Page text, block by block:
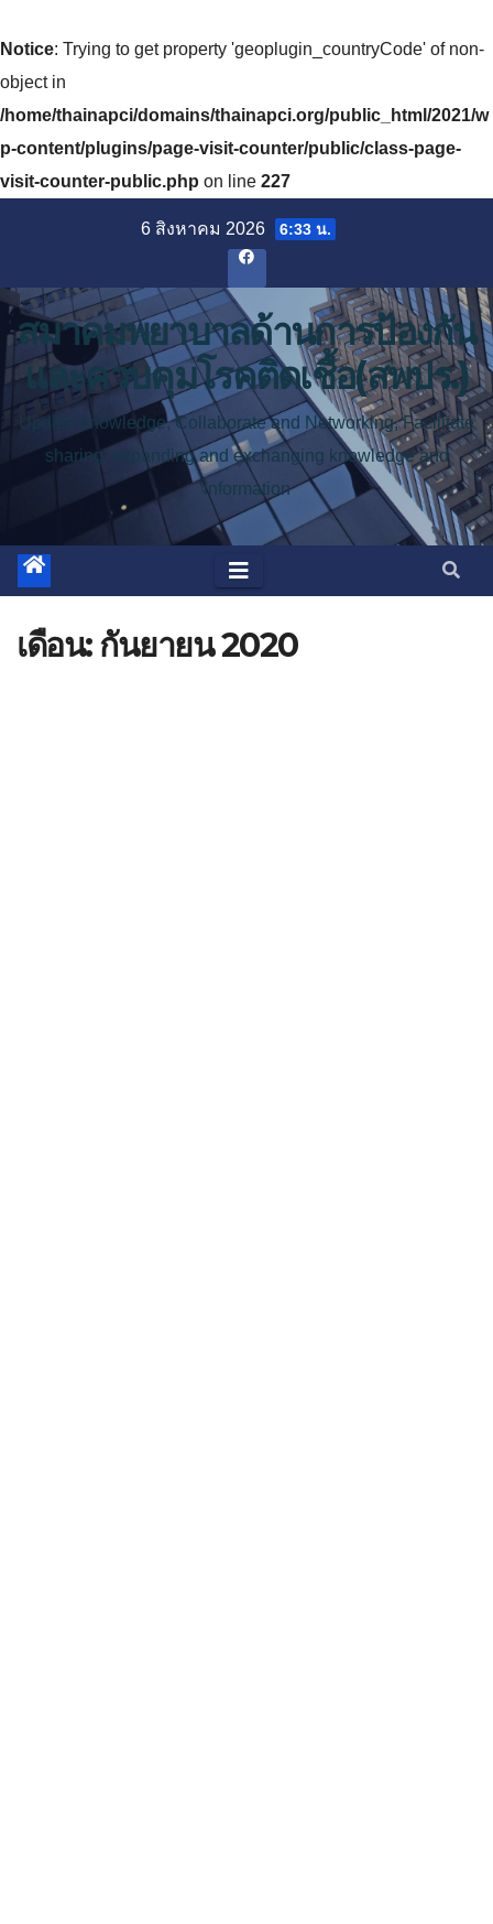
Notice: Trying to get property 'geoplugin_countryCode' of non-
object in
/home/thainapci/domains/thainapci.org/public_html/2021/w
p-content/plugins/page-visit-counter/public/class-page-
visit-counter-public.php on line 227
6 สิงหาคม 2026 6:33 น.
สมาคมพยาบาลด้านการป้องกัน
และควบคุมโรคติดเชื้อ(สพปร.)
Update knowledge, Collaborate and Networking, Facilitate
sharing, expanding and exchanging knowledge and
information
เดือน:กันยายน 2020